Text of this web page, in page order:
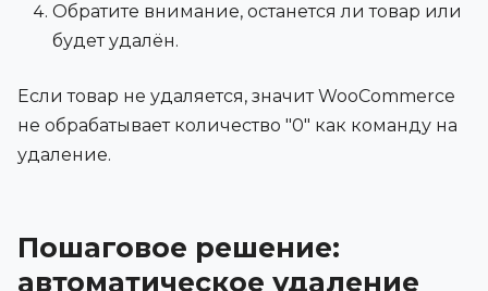
Обратите внимание, останется ли товар или
будет удалён.
Если товар не удаляется, значит WooCommerce
не обрабатывает количество "0" как команду на
удаление.
Пошаговое решение:
автоматическое удаление